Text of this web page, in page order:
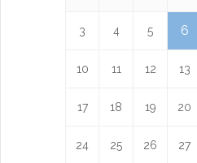
3 4 5 6
10 11 12 13
17 18 19 20
24 25 26 27